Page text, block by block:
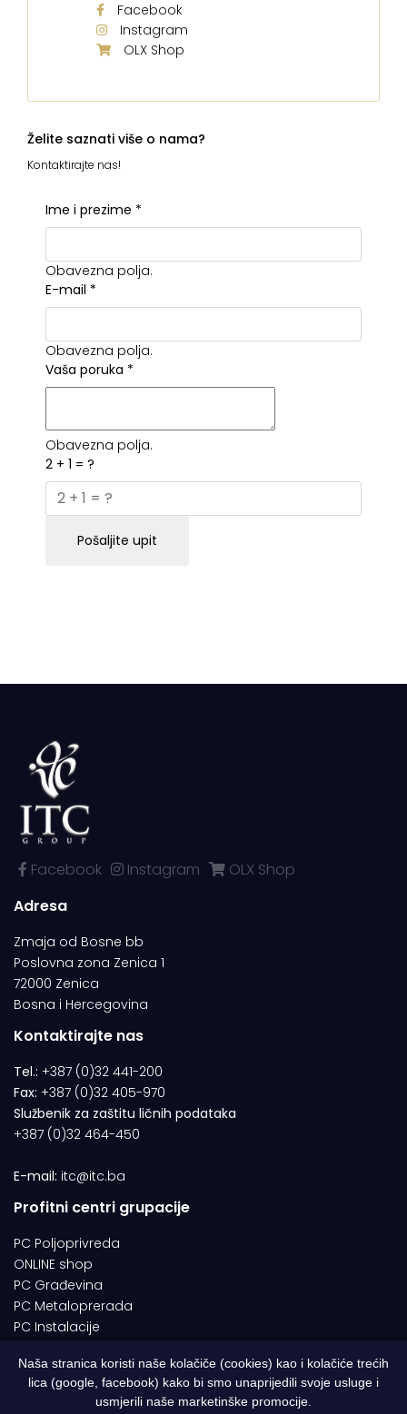
Facebook
Instagram
OLX Shop
Želite saznati više o nama?
Kontaktirajte nas!
Ime i prezime *
Obavezna polja.
E-mail *
Obavezna polja.
Vaša poruka *
Obavezna polja.
2 + 1 = ?
Pošaljite upit
Facebook Instagram
OLX Shop
Adresa
Zmaja od Bosne bb
Poslovna zona Zenica 1
72000 Zenica
Bosna i Hercegovina
Kontaktirajte nas
Tel.: +387 (0)32 441-200
Fax: +387 (0)32 405-970
Službenik za zaštitu ličnih podataka
+387 (0)32 464-450
E-mail: itc@itc.ba
Profitni centri grupacije
PC Poljoprivreda
ONLINE shop
PC Građevina
PC Metaloprerada
PC Instalacije
© 1994-2026 | ITC d.o.o. Zenica. Sva prava pridržana | Designed by
Naša stranica koristi naše kolačiče (cookies) kao i kolačiće trećih
lica (google, facebook) kako bi smo unaprijedili svoje usluge i
usmjerili naše marketinške promocije.